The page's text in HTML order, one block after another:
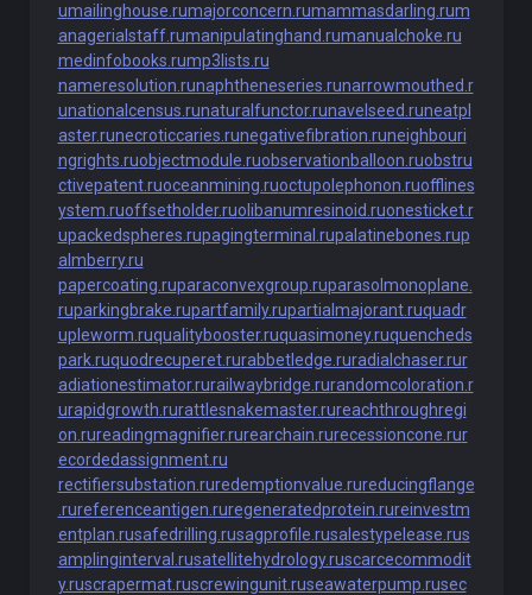
umailinghouse.rumajorconcern.rumammasdarling.rum
anagerialstaff.rumanipulatinghand.rumanualchoke.ru
medinfobooks.rump3lists.ru
nameresolution.runaphtheneseries.runarrowmouthed.r
unationalcensus.runaturalfunctor.runavelseed.runeatpl
aster.runecroticcaries.runegativefibration.runeighbouri
ngrights.ruobjectmodule.ruobservationballoon.ruobstru
ctivepatent.ruoceanmining.ruoctupolephonon.ruofflines
ystem.ruoffsetholder.ruolibanumresinoid.ruonesticket.r
upackedspheres.rupagingterminal.rupalatinebones.rup
almberry.ru
papercoating.ruparaconvexgroup.ruparasolmonoplane.
ruparkingbrake.rupartfamily.rupartialmajorant.ruquadr
upleworm.ruqualitybooster.ruquasimoney.ruquencheds
park.ruquodrecuperet.rurabbetledge.ruradialchaser.rur
adiationestimator.rurailwaybridge.rurandomcoloration.r
urapidgrowth.rurattlesnakemaster.rureachthroughregi
on.rureadingmagnifier.rurearchain.rurecessioncone.rur
ecordedassignment.ru
rectifiersubstation.ruredemptionvalue.rureducingflange
.rureferenceantigen.ruregeneratedprotein.rureinvestm
entplan.rusafedrilling.rusagprofile.rusalestypelease.rus
amplinginterval.rusatellitehydrology.ruscarcecommodit
y.ruscrapermat.ruscrewingunit.ruseawaterpump.rusec